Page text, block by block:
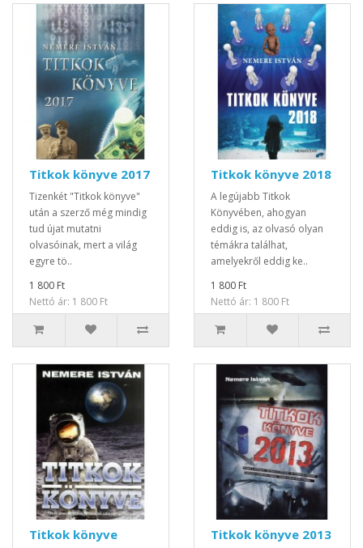
Titkok könyve 2017
Tizenkét "Titkok könyve"
után a szerző még mindig
tud újat mutatni
olvasóinak, mert a világ
egyre tö..
1 800 Ft
Nettó ár: 1 800 Ft
Titkok könyve 2018
A legújabb Titkok
Könyvében, ahogyan
eddig is, az olvasó olyan
témákra találhat,
amelyekről eddig ke..
1 800 Ft
Nettó ár: 1 800 Ft
Titkok könyve Titkok könyve 2013